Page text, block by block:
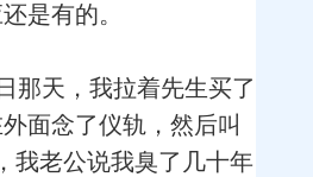
是有的。
那天，我拉着先生买了
面念了仪轨，然后叫
我老公说我臭了几十年